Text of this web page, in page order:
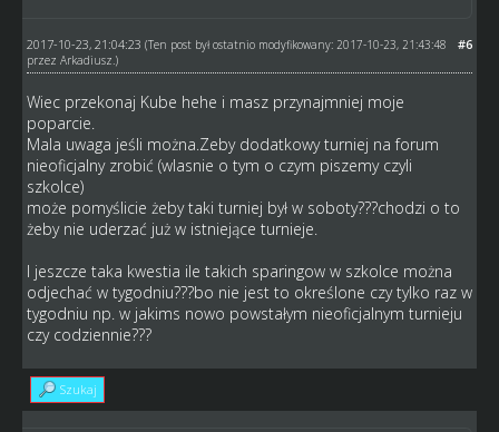
#6
2017-10-23, 21:04:23 (Ten post był ostatnio modyfikowany: 2017-10-23, 21:43:48
przez Arkadiusz .)
Wiec przekonaj Kube hehe i masz przynajmniej moje
poparcie.
Mala uwaga jeśli można.Zeby dodatkowy turniej na forum
nieoficjalny zrobić (wlasnie o tym o czym piszemy czyli
szkolce)
może pomyślicie żeby taki turniej był w soboty???chodzi o to
żeby nie uderzać już w istniejące turnieje.
I jeszcze taka kwestia ile takich sparingow w szkolce można
odjechać w tygodniu???bo nie jest to określone czy tylko raz w
tygodniu np. w jakims nowo powstałym nieoficjalnym turnieju
czy codziennie???
Szukaj